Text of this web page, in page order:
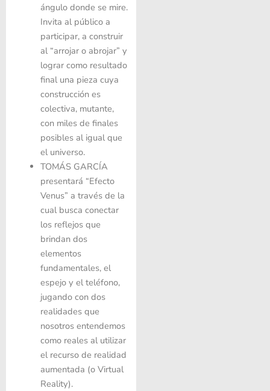
ángulo donde se mire.
Invita al público a
participar, a construir
al “arrojar o abrojar” y
lograr como resultado
final una pieza cuya
construcción es
colectiva, mutante,
con miles de finales
posibles al igual que
el universo.
TOMÁS GARCÍA
presentará “Efecto
Venus” a través de la
cual busca conectar
los reflejos que
brindan dos
elementos
fundamentales, el
espejo y el teléfono,
jugando con dos
realidades que
nosotros entendemos
como reales al utilizar
el recurso de realidad
aumentada (o Virtual
Reality).